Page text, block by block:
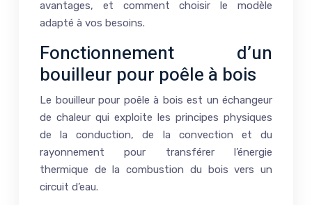
avantages, et comment choisir le modèle
adapté à vos besoins.
Fonctionnement d’un
bouilleur pour poêle à bois
Le bouilleur pour poêle à bois est un échangeur
de chaleur qui exploite les principes physiques
de la conduction, de la convection et du
rayonnement pour transférer l’énergie
thermique de la combustion du bois vers un
circuit d’eau.